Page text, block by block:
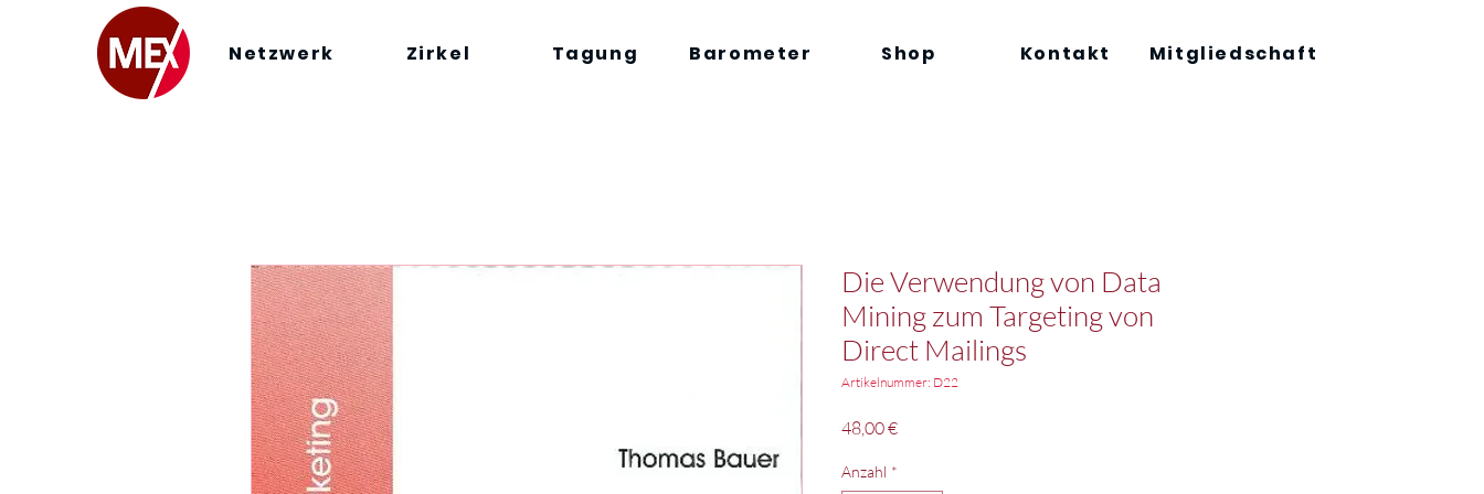
Netzwerk Zirkel Tagung Barometer Shop Kontakt Mitgliedschaft
Die Verwendung von Data
Mining zum Targeting von
Direct Mailings
Artikelnummer: D22
48,00 €Preis
Anzahl *